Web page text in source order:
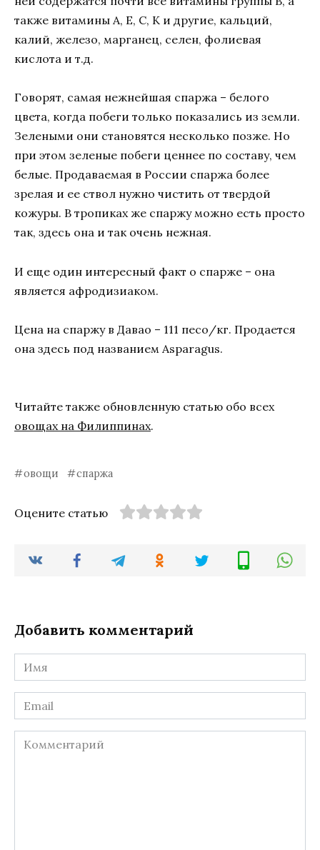
также витамины А, Е, С, К и другие, кальций,
калий, железо, марганец, селен, фолиевая
кислота и т.д.
Говорят, самая нежнейшая спаржа – белого
цвета, когда побеги только показались из земли.
Зелеными они становятся несколько позже. Но
при этом зеленые побеги ценнее по составу, чем
белые. Продаваемая в России спаржа более
зрелая и ее ствол нужно чистить от твердой
кожуры. В тропиках же спаржу можно есть просто
так, здесь она и так очень нежная.
И еще один интересный факт о спарже – она
является афродизиаком.
Цена на спаржу в Давао – 111 песо/кг. Продается
она здесь под названием Asparagus.
Читайте также обновленную статью обо всех
овощах на Филиппинах.
овощи спаржа
Оцените статью
Добавить комментарий
Имя
*
Email
*
Комментарий